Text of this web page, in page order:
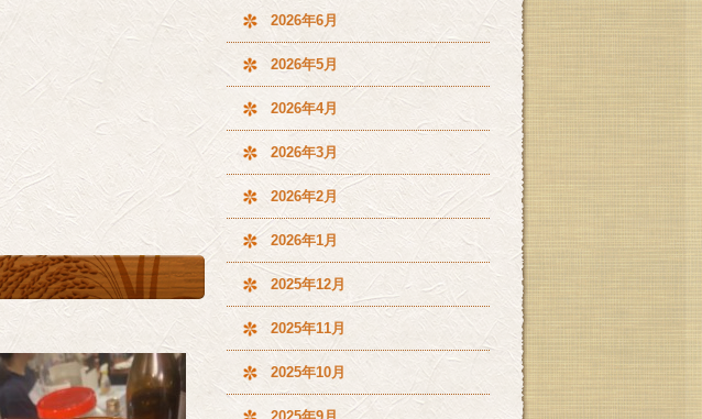
2026年6月
2026年5月
2026年4月
2026年3月
2026年2月
2026年1月
2025年12月
2025年11月
2025年10月